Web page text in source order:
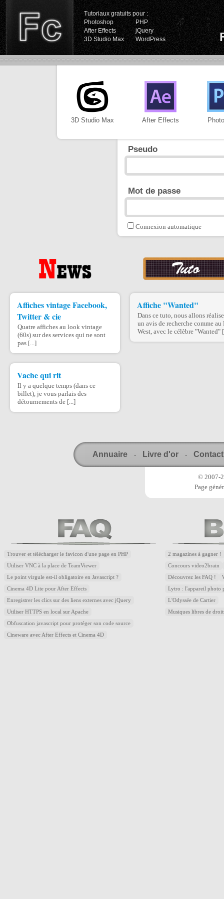
Tutoriaux gratuits pour :
Photoshop
PHP
After Effects
jQuery
3D Studio Max
WordPress
3D Studio Max After Effects
Pseudo
Mot de passe
Connexion automatique
Affiches vintage Facebook,
Twitter & cie
Quatre affiches au look vintage
(60s) sur des services qui ne sont
pas [...]
Vache qui rit
Il y a quelque temps (dans ce
billet), je vous parlais des
détournements de [...]
Affiche "Wanted"
Dans ce tuto, nous allons
un avis de recherche comme au
West, avec le célèbre "Wanted"
Annuaire - Livre d'or - Contact
© 2007-
Page
Trouver et télécharger le favicon d'une page en PHP
Utiliser VNC à la place de TeamViewer
Le point virgule est-il obligatoire en Javascript ?
Cinema 4D Lite pour After Effects
Enregistrer les clics sur des liens externes avec jQuery
Utiliser HTTPS en local sur Apache
Obfuscation javascript pour protéger son code source
Cineware avec After Effects et Cinema 4D
2 magazines à gagner !
Concours video2brain
Découvrez les FAQ !
Lytro : l'appareil photo
L'Odyssée de Cartier
Musiques libres de